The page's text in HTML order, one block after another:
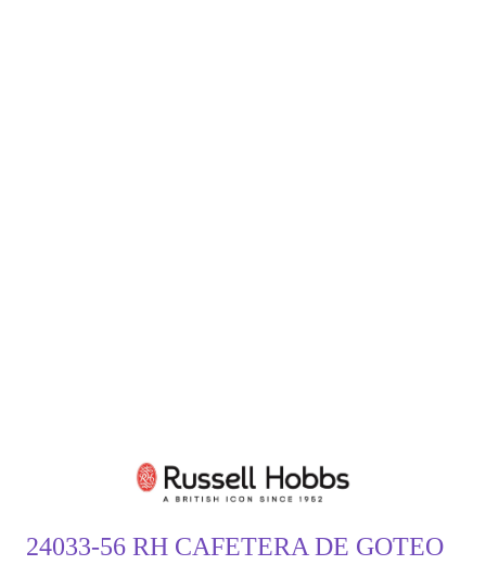
24033-56 RH CAFETERA DE GOTEO